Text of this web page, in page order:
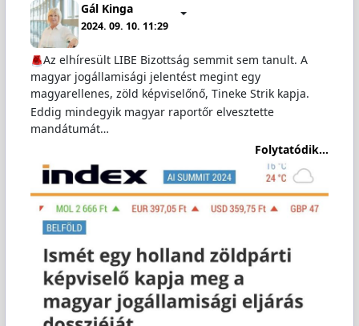
Gál Kinga
2024. 09. 10. 11:29
Az elhíresült LIBE Bizottság semmit sem tanult. A
magyar jogállamisági jelentést megint egy
magyarellenes, zöld képviselőnő, Tineke Strik kapja.
Eddig mindegyik magyar raportőr elvesztette
mandátumát…
Folytatódik...